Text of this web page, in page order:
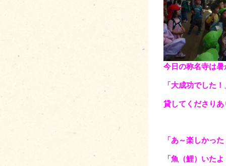
今日の称名寺は
「大成功でした！
貸してくださり
「あ～楽しかっ
「魚（鯉）いた